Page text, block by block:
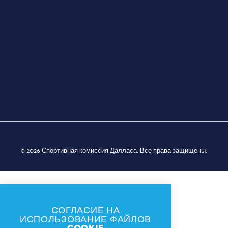
© 2026 Спортивная комиссия Далласа. Все права защищены.
СОГЛАСИЕ НА
ИСПОЛЬЗОВАНИЕ ФАЙЛОВ